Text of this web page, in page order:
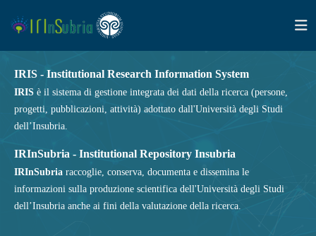
IRIS - Institutional Research Information System
IRIS è il sistema di gestione integrata dei dati della ricerca (persone,
progetti, pubblicazioni, attività) adottato dall'Università degli Studi
dell’Insubria.
IRInSubria - Institutional Repository Insubria
IRInSubria raccoglie, conserva, documenta e dissemina le
informazioni sulla produzione scientifica dell'Università degli Studi
dell’Insubria anche ai fini della valutazione della ricerca.